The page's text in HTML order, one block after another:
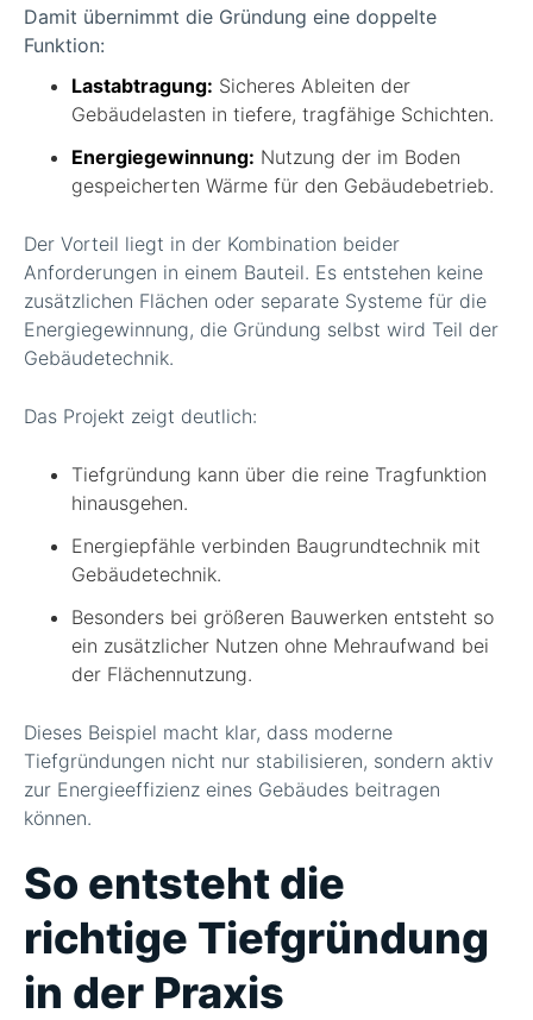
Damit übernimmt die Gründung eine doppelte
Funktion:
Lastabtragung: Sicheres Ableiten der
Gebäudelasten in tiefere, tragfähige Schichten.
Energiegewinnung: Nutzung der im Boden
gespeicherten Wärme für den Gebäudebetrieb.
Der Vorteil liegt in der Kombination beider
Anforderungen in einem Bauteil. Es entstehen keine
zusätzlichen Flächen oder separate Systeme für die
Energiegewinnung, die Gründung selbst wird Teil der
Gebäudetechnik.
Das Projekt zeigt deutlich:
Tiefgründung kann über die reine Tragfunktion
hinausgehen.
Energiepfähle verbinden Baugrundtechnik mit
Gebäudetechnik.
Besonders bei größeren Bauwerken entsteht so
ein zusätzlicher Nutzen ohne Mehraufwand bei
der Flächennutzung.
Dieses Beispiel macht klar, dass moderne
Tiefgründungen nicht nur stabilisieren, sondern aktiv
zur Energieeffizienz eines Gebäudes beitragen
können.
So entsteht die
richtige Tiefgründung
in der Praxis